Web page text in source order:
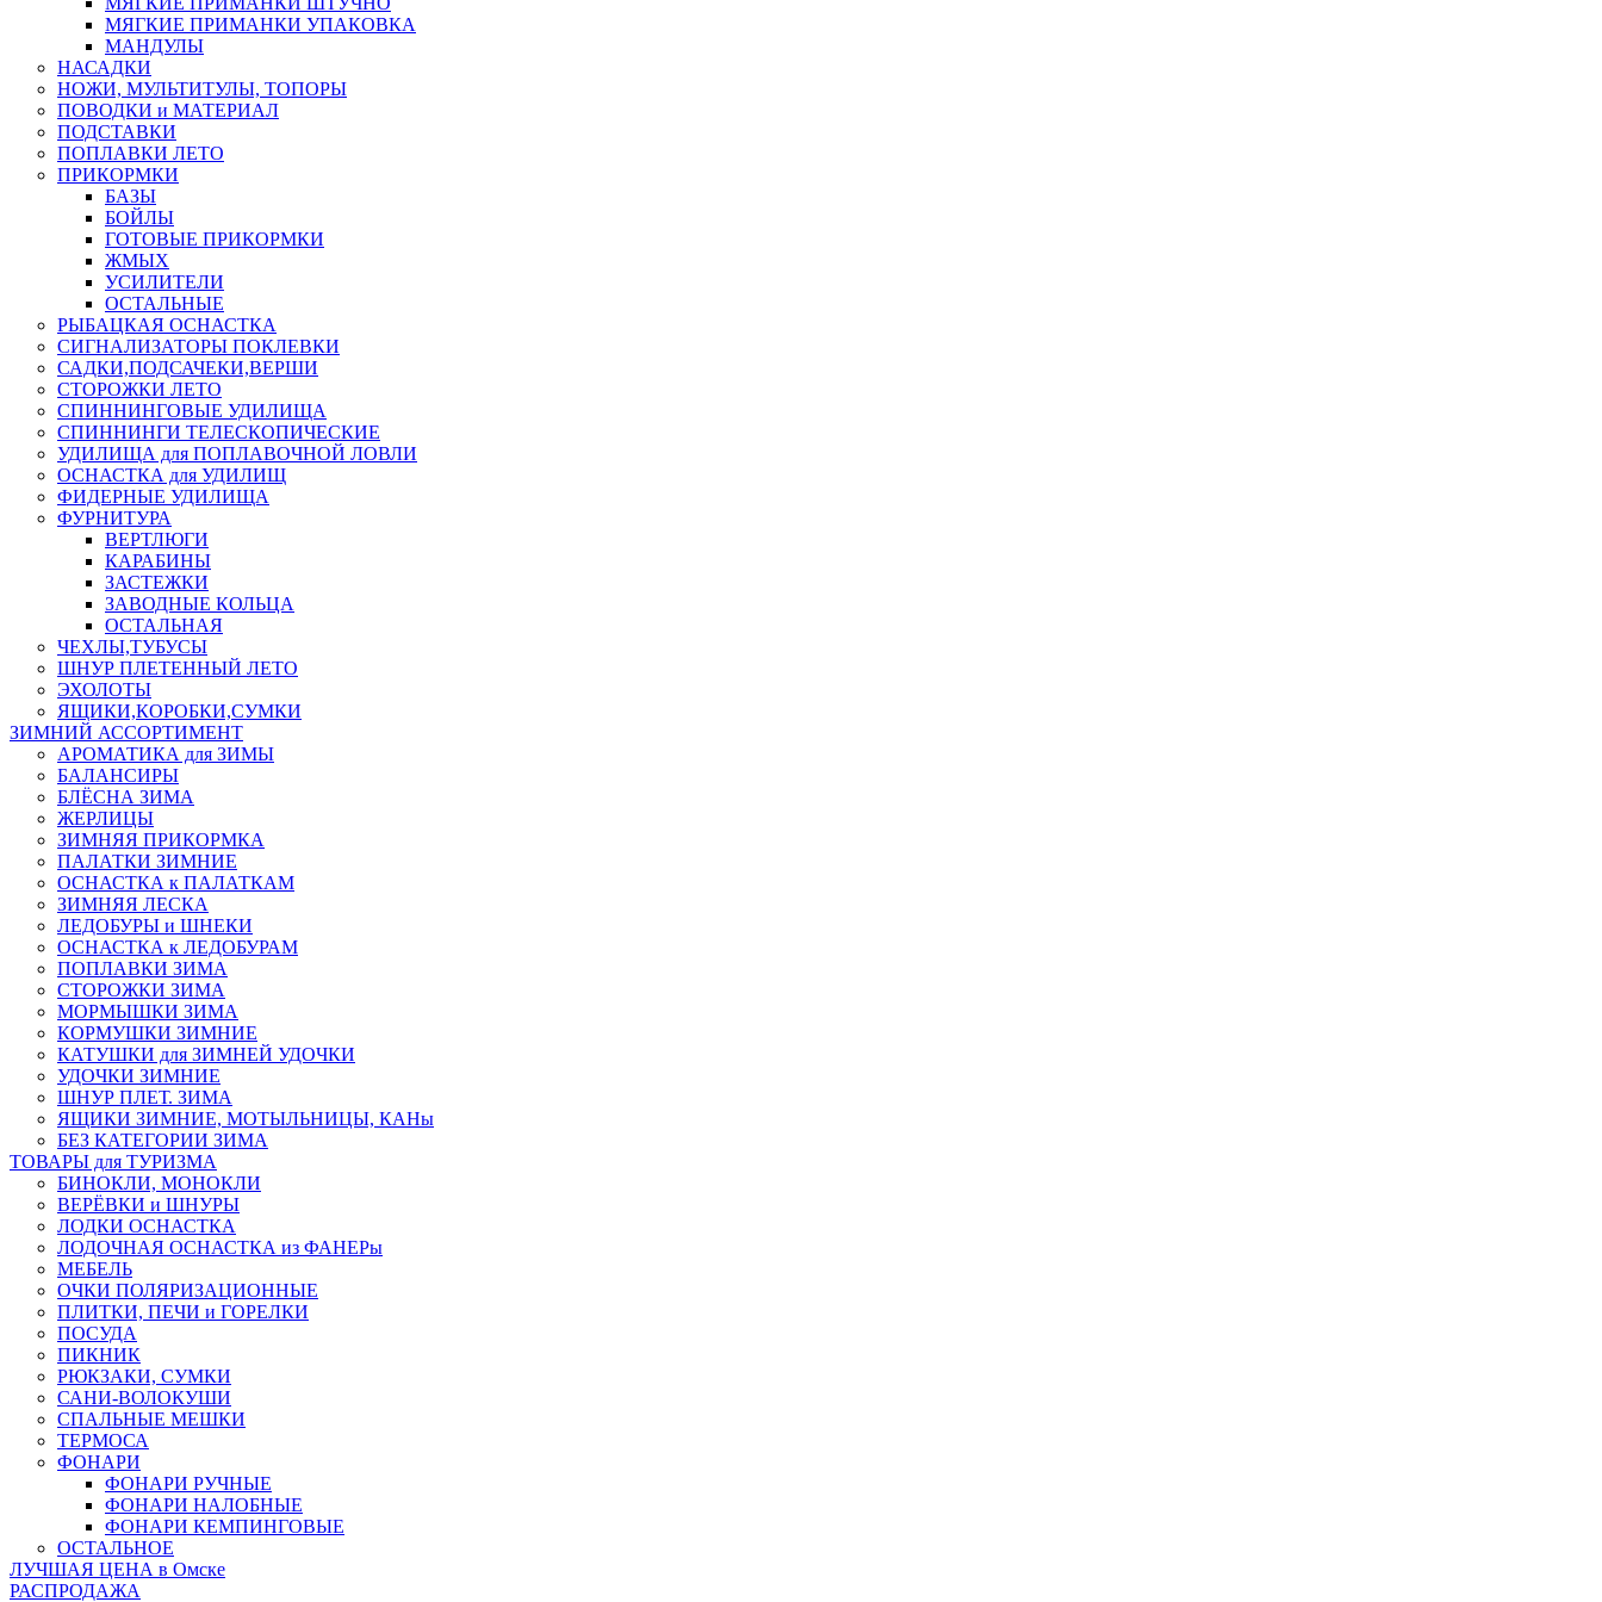
МЯГКИЕ ПРИМАНКИ УПАКОВКА
МАНДУЛЫ
НАСАДКИ
НОЖИ, МУЛЬТИТУЛЫ, ТОПОРЫ
ПОВОДКИ и МАТЕРИАЛ
ПОДСТАВКИ
ПОПЛАВКИ ЛЕТО
ПРИКОРМКИ
БАЗЫ
БОЙЛЫ
ГОТОВЫЕ ПРИКОРМКИ
ЖМЫХ
УСИЛИТЕЛИ
ОСТАЛЬНЫЕ
РЫБАЦКАЯ ОСНАСТКА
СИГНАЛИЗАТОРЫ ПОКЛЕВКИ
САДКИ,ПОДСАЧЕКИ,ВЕРШИ
СТОРОЖКИ ЛЕТО
СПИННИНГОВЫЕ УДИЛИЩА
СПИННИНГИ ТЕЛЕСКОПИЧЕСКИЕ
УДИЛИЩА для ПОПЛАВОЧНОЙ ЛОВЛИ
ОСНАСТКА для УДИЛИЩ
ФИДЕРНЫЕ УДИЛИЩА
ФУРНИТУРА
ВЕРТЛЮГИ
КАРАБИНЫ
ЗАСТЕЖКИ
ЗАВОДНЫЕ КОЛЬЦА
ОСТАЛЬНАЯ
ЧЕХЛЫ,ТУБУСЫ
ШНУР ПЛЕТЕННЫЙ ЛЕТО
ЭХОЛОТЫ
ЯЩИКИ,КОРОБКИ,СУМКИ
ЗИМНИЙ АССОРТИМЕНТ
АРОМАТИКА для ЗИМЫ
БАЛАНСИРЫ
БЛЁСНА ЗИМА
ЖЕРЛИЦЫ
ЗИМНЯЯ ПРИКОРМКА
ПАЛАТКИ ЗИМНИЕ
ОСНАСТКА к ПАЛАТКАМ
ЗИМНЯЯ ЛЕСКА
ЛЕДОБУРЫ и ШНЕКИ
ОСНАСТКА к ЛЕДОБУРАМ
ПОПЛАВКИ ЗИМА
СТОРОЖКИ ЗИМА
МОРМЫШКИ ЗИМА
КОРМУШКИ ЗИМНИЕ
КАТУШКИ для ЗИМНЕЙ УДОЧКИ
УДОЧКИ ЗИМНИЕ
ШНУР ПЛЕТ. ЗИМА
ЯЩИКИ ЗИМНИЕ, МОТЫЛЬНИЦЫ, КАНы
БЕЗ КАТЕГОРИИ ЗИМА
ТОВАРЫ для ТУРИЗМА
БИНОКЛИ, МОНОКЛИ
ВЕРЁВКИ и ШНУРЫ
ЛОДКИ ОСНАСТКА
ЛОДОЧНАЯ ОСНАСТКА из ФАНЕРы
МЕБЕЛЬ
ОЧКИ ПОЛЯРИЗАЦИОННЫЕ
ПЛИТКИ, ПЕЧИ и ГОРЕЛКИ
ПОСУДА
ПИКНИК
РЮКЗАКИ, СУМКИ
САНИ-ВОЛОКУШИ
СПАЛЬНЫЕ МЕШКИ
ТЕРМОСА
ФОНАРИ
ФОНАРИ РУЧНЫЕ
ФОНАРИ НАЛОБНЫЕ
ФОНАРИ КЕМПИНГОВЫЕ
ОСТАЛЬНОЕ
ЛУЧШАЯ ЦЕНА в Омске
РАСПРОДАЖА